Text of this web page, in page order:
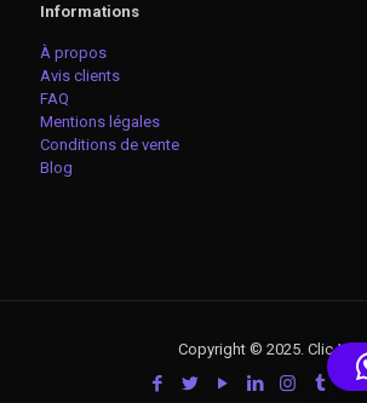
Informations
À propos
Avis clients
FAQ
Mentions légales
Conditions de vente
Blog
Copyright © 2025. Clic-VTC